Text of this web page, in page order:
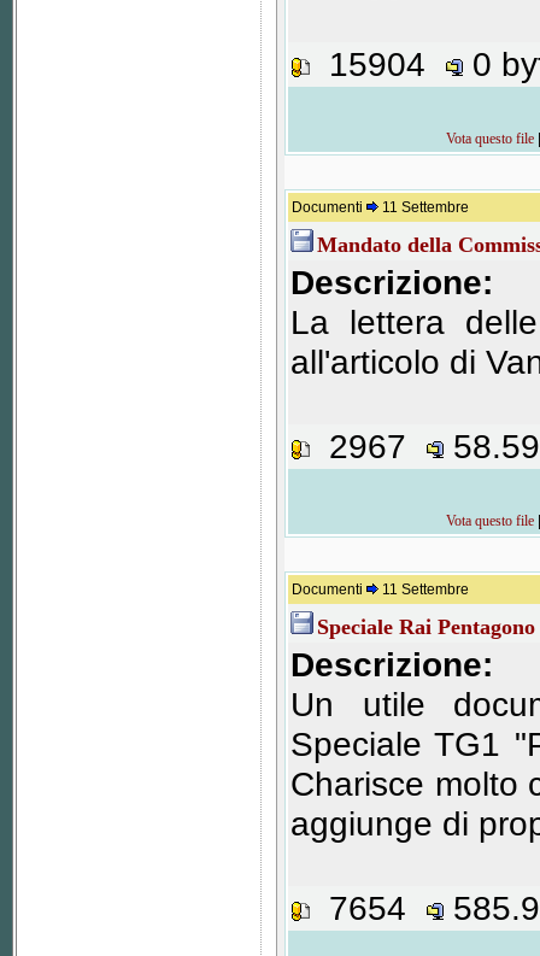
15904 0
Vota questo file
Documenti 11 Settembre
Mandato della
Descrizione:
La lettera
all'articolo di
2967
Vota questo file
Documenti 11 Settembre
Speciale Rai Pentagono
Descrizione:
Un utile
Speciale TG1
Charisce molto
aggiunge di
7654